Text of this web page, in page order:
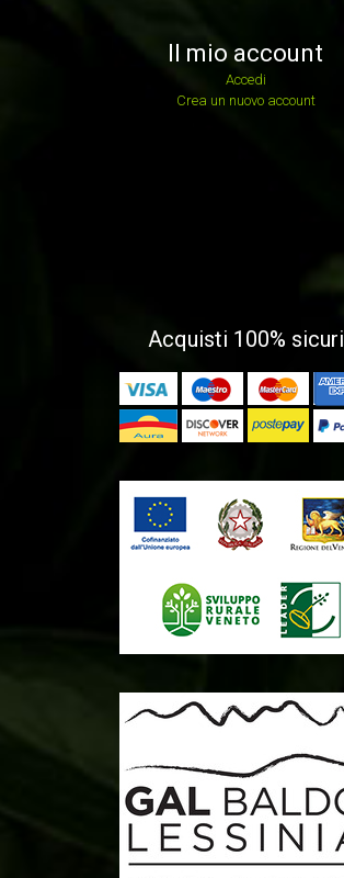
Il mio account
Accedi
Crea un nuovo account
Acquisti 100% sicuri